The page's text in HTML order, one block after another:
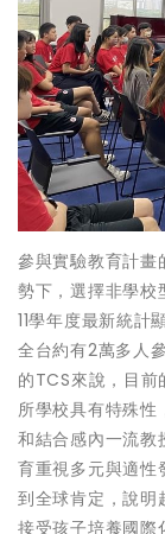
參與實驗教育計畫
勢下，選擇非學校
11學年度最新統計
全台約有2萬多人
的TCS來說，目
所學校具有特殊性
和結合感內一流教
育重視多元與適性
到全球肯定，說明
接受孩子培養國際